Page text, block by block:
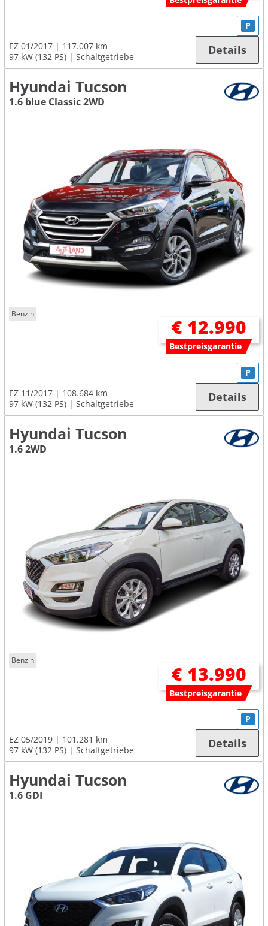
EZ 01/2017
117.007 km
97 kW (132 PS)
Schaltgetriebe
P
Details
Hyundai Tucson
1.6 blue Classic 2WD
Benzin
€ 12.990
Bestpreisgarantie
EZ 11/2017
108.684 km
97 kW (132 PS)
Schaltgetriebe
P
Details
Hyundai Tucson
1.6 2WD
Benzin
€ 13.990
Bestpreisgarantie
EZ 05/2019
101.281 km
97 kW (132 PS)
Schaltgetriebe
P
Details
Hyundai Tucson
1.6 GDI